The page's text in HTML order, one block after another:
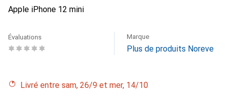
Apple iPhone 12 mini
Évaluations Marque
Plus de produits Noreve
Livré entre sam, 26/9 et mer, 14/10